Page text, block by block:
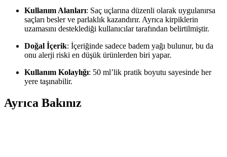
Kullanım Alanları: Saç uçlarına düzenli olarak uygulanırsa
saçları besler ve parlaklık kazandırır. Ayrıca kirpiklerin
uzamasını desteklediği kullanıcılar tarafından belirtilmiştir.
Doğal İçerik: İçeriğinde sadece badem yağı bulunur, bu da
onu alerji riski en düşük ürünlerden biri yapar.
Kullanım Kolaylığı: 50 ml’lik pratik boyutu sayesinde her
yere taşınabilir.
Ayrıca Bakınız